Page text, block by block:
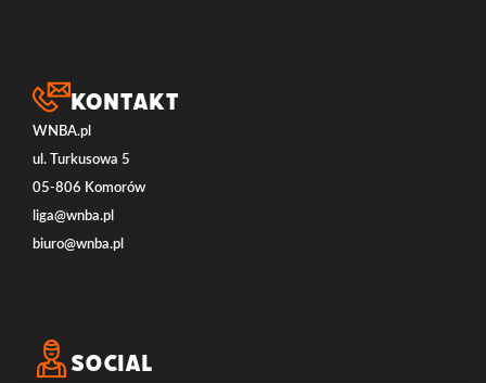
Kontakt
WNBA.pl
ul. Turkusowa 5
05-806 Komorów
liga@wnba.pl
biuro@wnba.pl
Social